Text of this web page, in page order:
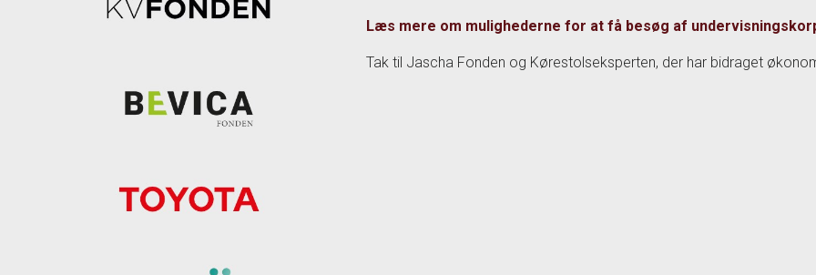
Læs mere om mulighederne for at få besøg af
Tak til Jascha Fonden og Kørestolseksperten, der har bidraget